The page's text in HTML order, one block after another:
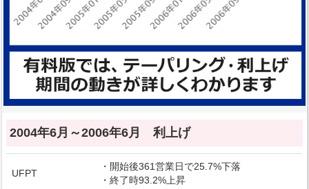
2004年6月～2006年6月 利上げ
UFPT
・開始後361営業日で25.7%下落
・終了時93.2%上昇